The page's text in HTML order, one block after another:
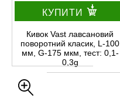
КУПИТИ
Кивок Vast лавсановий
поворотний класик, L-100
мм, G-175 мкм, тест: 0,1-
0,3g